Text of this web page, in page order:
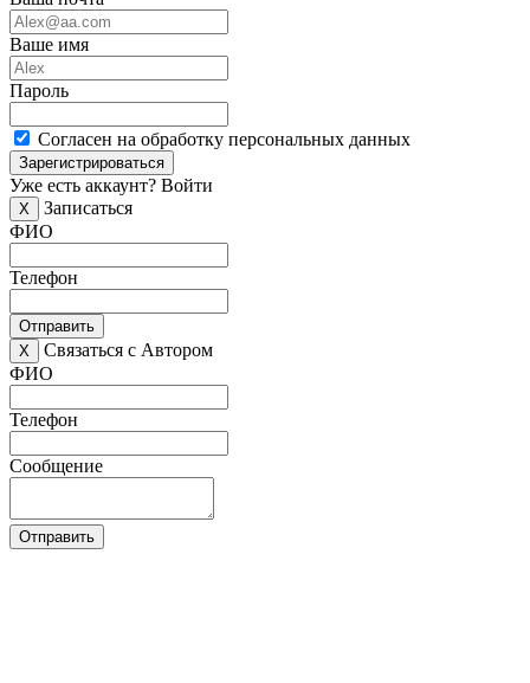
Ваше имя
Пароль
Согласен на обработку персональных данных
Зарегистрироваться
Уже есть аккаунт? Войти
X
Записаться
ФИО
Телефон
Отправить
X
Связаться с Автором
ФИО
Телефон
Сообщение
Отправить